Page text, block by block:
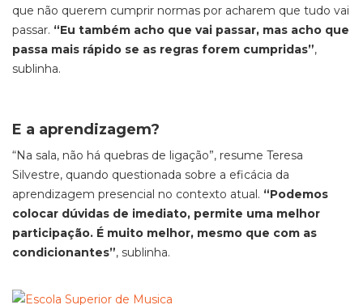
que não querem cumprir normas por acharem que tudo vai
passar. “Eu também acho que vai passar, mas acho que
passa mais rápido se as regras forem cumpridas”,
sublinha.
E a aprendizagem?
“Na sala, não há quebras de ligação”, resume Teresa
Silvestre, quando questionada sobre a eficácia da
aprendizagem presencial no contexto atual. “Podemos
colocar dúvidas de imediato, permite uma melhor
participação. É muito melhor, mesmo que com as
condicionantes”, sublinha.